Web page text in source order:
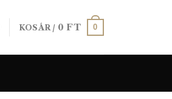
KOSÁR / 0FT 0